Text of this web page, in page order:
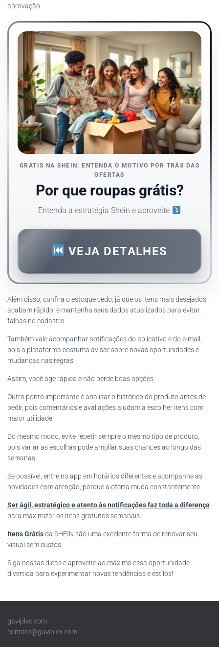
aprovação.
GRÁTIS NA SHEIN: ENTENDA O MOTIVO POR TRÁS DAS
OFERTAS
Por que roupas grátis?
Entenda a estratégia Shein e aproveite
VEJA DETALHES
Além disso, confira o estoque cedo, já que os itens mais desejados
acabam rápido, e mantenha seus dados atualizados para evitar
falhas no cadastro.
Também vale acompanhar notificações do aplicativo e do e-mail,
pois a plataforma costuma avisar sobre novas oportunidades e
mudanças nas regras.
Assim, você age rápido e não perde boas opções.
Outro ponto importante é analisar o histórico do produto antes de
pedir, pois comentários e avaliações ajudam a escolher itens com
maior utilidade.
Do mesmo modo, evite repetir sempre o mesmo tipo de produto,
pois variar as escolhas pode ampliar suas chances ao longo das
semanas.
Se possível, entre no app em horários diferentes e acompanhe as
novidades com atenção, porque a oferta muda constantemente.
Ser ágil, estratégico e atento às notificações faz toda a diferença
para maximizar os itens gratuitos semanais.
Itens Grátisda SHEIN são uma excelente forma de renovar seu
visual sem custos.
Siga nossas dicas e aproveite ao máximo essa oportunidade
divertida para experimentar novas tendências e estilos!
gaviplex.com
contato@gaviplex.com